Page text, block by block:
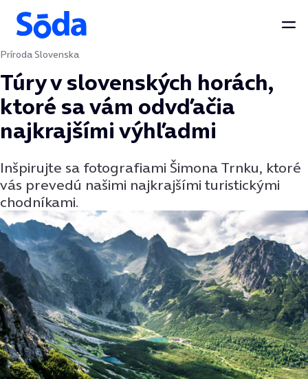
Preskočiť na obsah
Príroda Slovenska
Túry v slovenských horách,
ktoré sa vám odvďačia
najkrajšími výhľadmi
Inšpirujte sa fotografiami Šimona Trnku, ktoré
vás prevedú našimi najkrajšími turistickými
chodníkami.